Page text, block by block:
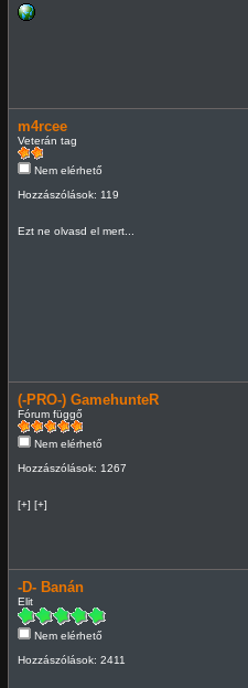
m4rcee
Veterán tag
Nem elérhető
Hozzászólások: 119
Ezt ne olvasd el mert...
(-PRO-) GamehunteR
Fórum függő
Nem elérhető
Hozzászólások: 1267
[+] [+]
-D- Banán
Elit
Nem elérhető
Hozzászólások: 2411